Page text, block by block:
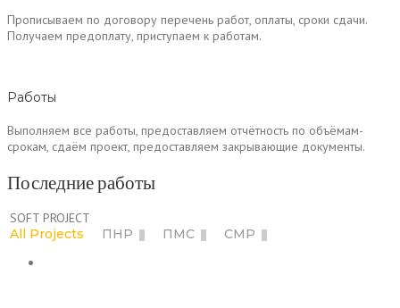
Прописываем по договору перечень работ, оплаты, сроки сдачи.
Получаем предоплату, приступаем к работам.
Работы
Выполняем все работы, предоставляем отчётность по объёмам-
срокам, сдаём проект, предоставляем закрывающие документы.
Последние работы
SOFT PROJECT
All Projects
ПНР ПМС СМР